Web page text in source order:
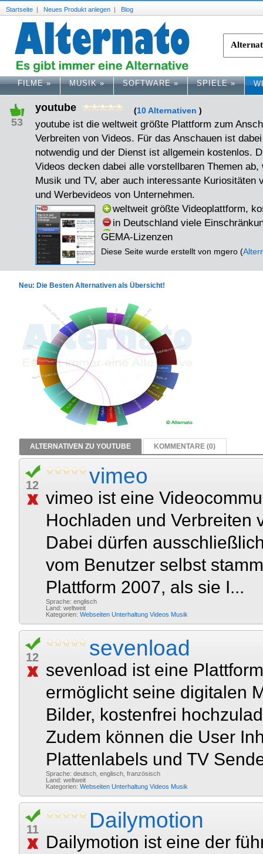
Startseite | Neues Produkt anlegen | Blog
FILME» MUSIK» SOFTWARE» SPIELE»
53
youtube (10 Alternativen )
youtube ist die weltweit größte Plattform zum
Verbreiten von Videos. Für das Anschauen ist
notwendig und der Dienst ist allgemein kostenlos.
Videos decken dabei alle vorstellbaren Themen
Musik und TV, aber auch interessante Kuriositäten
und Werbevideos von Unternehmen.
weltweit größte Videoplattform,
in Deutschland viele
GEMA-Lizenzen
Diese Seite wurde erstellt von mgero (
Neu: Die Besten Alternativen als Übersicht!
ALTERNATIVEN ZU YOUTUBE KOMMENTARE (0)
12 vimeo
vimeo ist eine
Hochladen und Verbreiten
Dabei dürfen
vom Benutzer selbst
Plattform 2007, als sie I...
Sprache: englisch
Land: weltweit
Kategorien: Webseiten Unterhaltung Videos Musik
12 sevenload
sevenload ist eine
ermöglicht seine digitalen
Bilder, kostenfrei
Zudem können die User
Plattenlabels und TV
Sprache: deutsch, englisch, französisch
Land: weltweit
Kategorien: Webseiten Unterhaltung Videos Musik
11 Dailymotion
Dailymotion ist eine der